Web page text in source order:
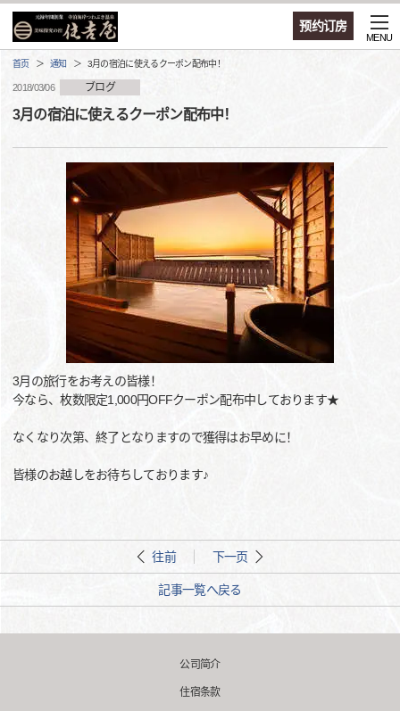
预约订房
MENU
首页 通知 3月の宿泊に使えるクーポン配布中！
2018/03/06 ブログ
3月の宿泊に使えるクーポン配布中！
3月の旅行をお考えの皆様！
今なら、枚数限定1,000円OFFクーポン配布中しております★
なくなり次第、終了となりますので獲得はお早めに！
皆様のお越しをお待ちしております♪
往前 下一页
記事一覧へ戻る
公司简介
住宿条款